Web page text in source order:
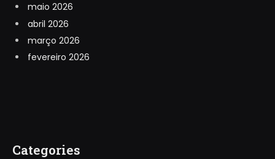
maio 2026
abril 2026
março 2026
fevereiro 2026
Categories